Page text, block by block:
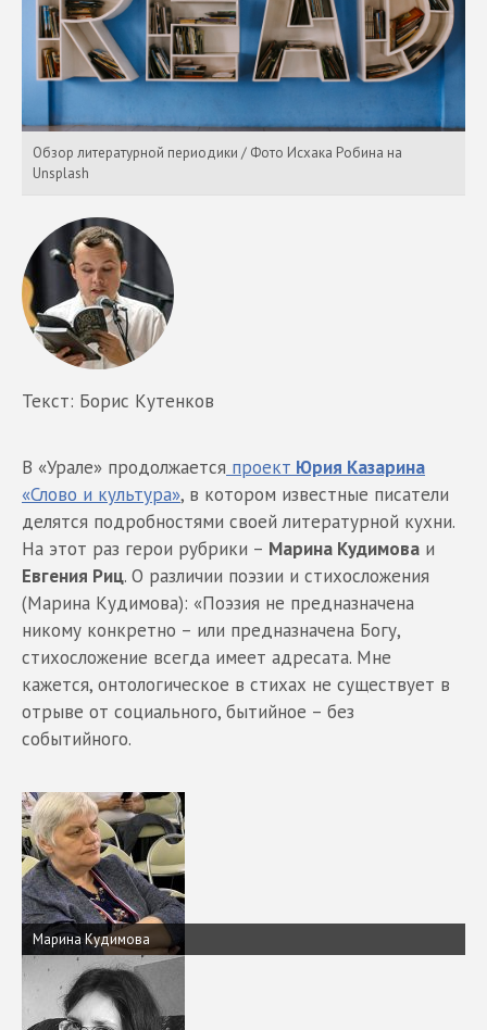
Обзор литературной периодики / Фото Исхака Робина на
Unsplash
Текст: Борис Кутенков
В «Урале» продолжается проект Юрия Казарина
«Слово и культура», в котором известные писатели
делятся подробностями своей литературной кухни.
На этот раз герои рубрики – Марина Кудимова и
Евгения Риц. О различии поэзии и стихосложения
(Марина Кудимова): «Поэзия не предназначена
никому конкретно – или предназначена Богу,
стихосложение всегда имеет адресата. Мне
кажется, онтологическое в стихах не существует в
отрыве от социального, бытийное – без
событийного.
Марина Кудимова